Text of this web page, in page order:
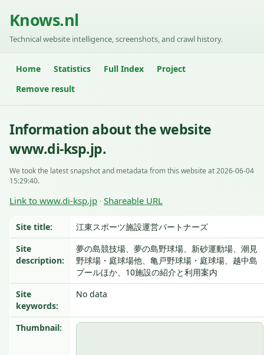
Knows.nl
Technical website intelligence, screenshots, and crawl history.
Home Statistics Full Index
Project
Remove result
Information about the website
www.di-ksp.jp.
We took the latest snapshot and metadata from this website at 2026-06-04
15:29:40.
Link to www.di-ksp.jp · Shareable URL
Site title:
江東スポーツ施設運営パートナーズ
Site
description:
夢の島競技場、夢の島野球場、新砂運動場、潮見
野球場・庭球場他、亀戸野球場・庭球場、越中島
プールほか、10施設の紹介と利用案内
Site
keywords:
No data
Thumbnail: